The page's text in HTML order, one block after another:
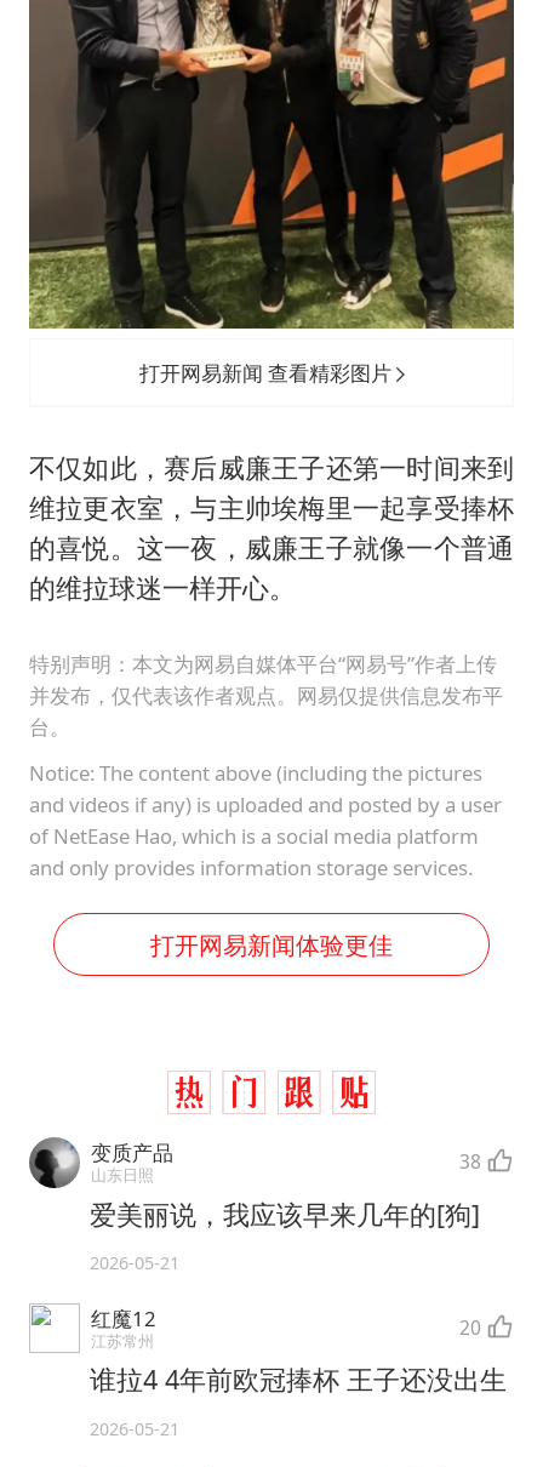
打开网易新闻 查看精彩图片
不仅如此，赛后威廉王子还第一时间来到
维拉更衣室，与主帅埃梅里一起享受捧杯
的喜悦。这一夜，威廉王子就像一个普通
的维拉球迷一样开心。
特别声明：本文为网易自媒体平台“网易号”作者上传
并发布，仅代表该作者观点。网易仅提供信息发布平
台。
Notice: The content above (including the pictures
and videos if any) is uploaded and posted by a user
of NetEase Hao, which is a social media platform
and only provides information storage services.
打开网易新闻体验更佳
变质产品
山东日照 38
爱美丽说，我应该早来几年的[狗]
2026-05-21
红魔12
江苏常州 20
谁拉4 4年前欧冠捧杯 王子还没出生
2026-05-21